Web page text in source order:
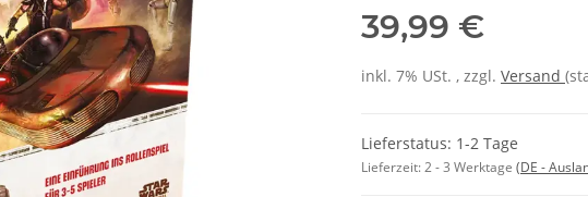
39,99 €
inkl. 7% USt. , zzgl. Versand
Lieferstatus: 1-2 Tage
Lieferzeit:2 - 3 Werktage (DE -